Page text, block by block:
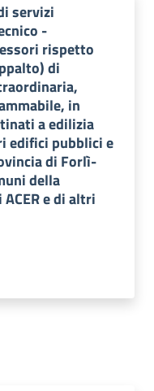
servizi
-
rispetto
di
in
a edilizia
edifici pubblici e
di Forlì-
della
e di altri